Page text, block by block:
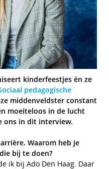
kinderfeestjes én ze
pedagogische
middenveldster constant
moeiteloos in de lucht
ons in dit interview.
Waarom heb je
bij te doen?
ik bij Ado Den Haag. Daar